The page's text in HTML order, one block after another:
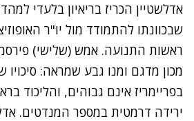
אדלשטיין הכריז בריאיון בלעדי
שבכוונתו להתמודד מול יו"ר
ראשות התנועה. אמש (שלישי)
מכון מדגם ומנו גבע שמראה: סיכויו
בפריימריז אינם גבוהים, והליכוד
ירידה דרמטית במספר המנדטים.